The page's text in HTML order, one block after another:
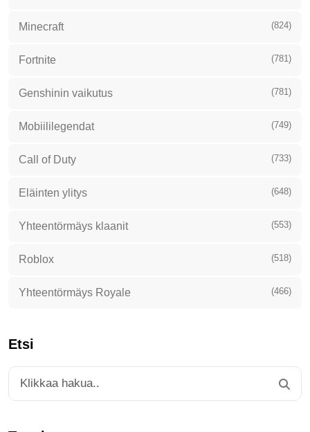
Minecraft (824)
Fortnite (781)
Genshinin vaikutus (781)
Mobiililegendat (749)
Call of Duty (733)
Eläinten ylitys (648)
Yhteentörmäys klaanit (553)
Roblox (518)
Yhteentörmäys Royale (466)
Etsi